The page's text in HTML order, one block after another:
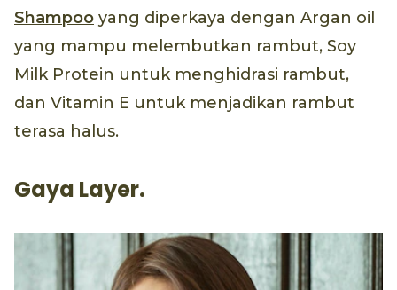
Shampoo yang diperkaya dengan Argan oil
yang mampu melembutkan rambut, Soy
Milk Protein untuk menghidrasi rambut,
dan Vitamin E untuk menjadikan rambut
terasa halus.
Gaya Layer.